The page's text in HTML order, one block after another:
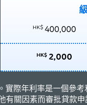
HK$400,000
HK$2,000
際年利率是一個參
關因素而審批貸款